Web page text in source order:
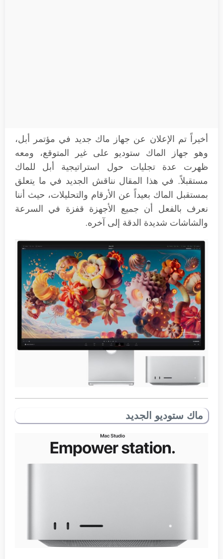
أخيراً تم الإعلان عن جهاز ماك جديد في مؤتمر أبل،
وهو جهاز الماك ستوديو على غير المتوقع، ومعه
ظهرت عدة تجليات حول استراتيجية أبل للماك
مستقبلاً. في هذا المقال نناقش الجديد في ما يتعلق
بمستقبل الماك بعيداً عن الأرقام والتحليلات، حيث أننا
نعرف بالفعل أن جميع الأجهزة قفزة في السرعة
والشاشات شديدة الدقة إلى آخره.
ماك ستوديو الجديد